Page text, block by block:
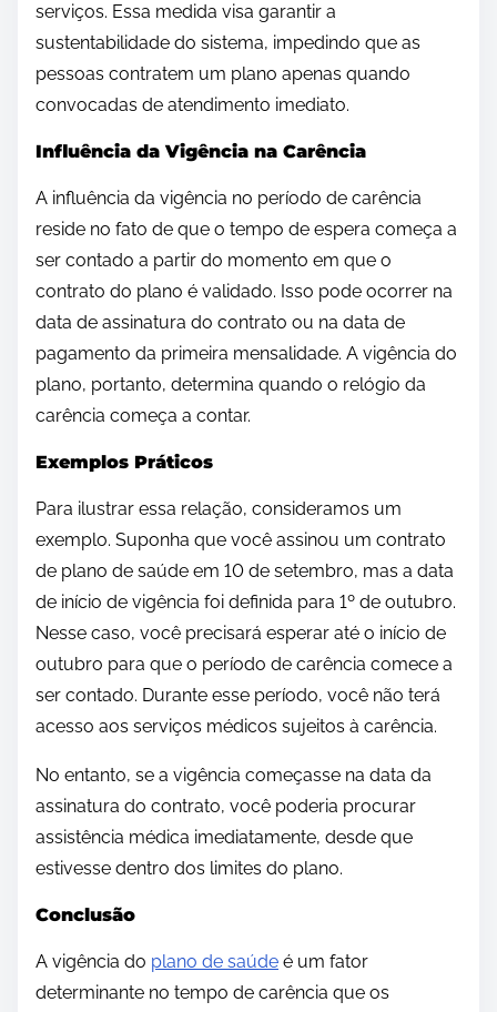
serviços. Essa medida visa garantir a
sustentabilidade do sistema, impedindo que as
pessoas contratem um plano apenas quando
convocadas de atendimento imediato.
Influência da Vigência na Carência
A influência da vigência no período de carência
reside no fato de que o tempo de espera começa a
ser contado a partir do momento em que o
contrato do plano é validado. Isso pode ocorrer na
data de assinatura do contrato ou na data de
pagamento da primeira mensalidade. A vigência do
plano, portanto, determina quando o relógio da
carência começa a contar.
Exemplos Práticos
Para ilustrar essa relação, consideramos um
exemplo. Suponha que você assinou um contrato
de plano de saúde em 10 de setembro, mas a data
de início de vigência foi definida para 1º de outubro.
Nesse caso, você precisará esperar até o início de
outubro para que o período de carência comece a
ser contado. Durante esse período, você não terá
acesso aos serviços médicos sujeitos à carência.
No entanto, se a vigência começasse na data da
assinatura do contrato, você poderia procurar
assistência médica imediatamente, desde que
estivesse dentro dos limites do plano.
Conclusão
A vigência do plano de saúde é um fator
determinante no tempo de carência que os